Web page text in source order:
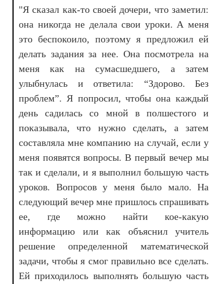
"Я сказал как-то своей дочери, что заметил:
она никогда не делала свои уроки. А меня
это беспокоило, поэтому я предложил ей
делать задания за нее. Она посмотрела на
меня как на сумасшедшего, а затем
улыбнулась и ответила: “Здорово. Без
проблем”. Я попросил, чтобы она каждый
день садилась со мной в полшестого и
показывала, что нужно сделать, а затем
составляла мне компанию на случай, если у
меня появятся вопросы. В первый вечер мы
так и сделали, и я выполнил большую часть
уроков. Вопросов у меня было мало. На
следующий вечер мне пришлось спрашивать
ее, где можно найти кое-какую
информацию или как объяснил учитель
решение определенной математической
задачи, чтобы я смог правильно все сделать.
Ей приходилось выполнять большую часть